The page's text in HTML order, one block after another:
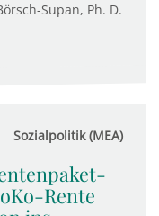
Supan, Ph. D.
Sozialpolitik (MEA)
Rente